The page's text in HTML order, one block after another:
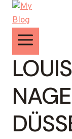
Zum
Inhalt
springen